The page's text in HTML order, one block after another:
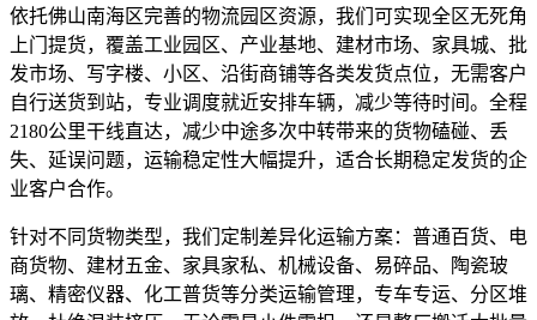
依托佛山南海区完善的物流园区资源，我们可实现全区无死角
上门提货，覆盖工业园区、产业基地、建材市场、家具城、批
发市场、写字楼、小区、沿街商铺等各类发货点位，无需客户
自行送货到站，专业调度就近安排车辆，减少等待时间。全程
2180公里干线直达，减少中途多次中转带来的货物磕碰、丢
失、延误问题，运输稳定性大幅提升，适合长期稳定发货的企
业客户合作。
针对不同货物类型，我们定制差异化运输方案：普通百货、电
商货物、建材五金、家具家私、机械设备、易碎品、陶瓷玻
璃、精密仪器、化工普货等分类运输管理，专车专运、分区堆